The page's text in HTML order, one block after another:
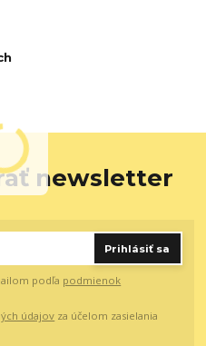
newsletter
Prihlásiť sa
podľa podmienok
údajov za účelom zasielania